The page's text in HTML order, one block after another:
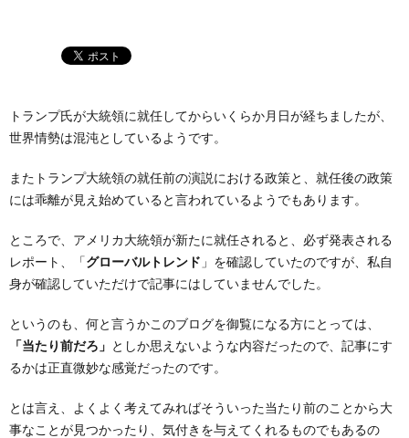
トランプ氏が大統領に就任してからいくらか月日が経ちましたが、
世界情勢は混沌としているようです。
またトランプ大統領の就任前の演説における政策と、就任後の政策
には乖離が見え始めていると言われているようでもあります。
ところで、アメリカ大統領が新たに就任されると、必ず発表される
レポート、「グローバルトレンド 」を確認していたのですが、私自
身が確認していただけで記事にはしていませんでした。
というのも、何と言うかこのブログを御覧になる方にとっては、
「当たり前だろ」 としか思えないような内容だったので、記事にす
るかは正直微妙な感覚だったのです。
とは言え、よくよく考えてみればそういった当たり前のことから大
事なことが見つかったり、気付きを与えてくれるものでもあるの